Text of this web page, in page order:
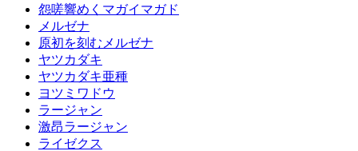
怨嗟響めくマガイマガド
メルゼナ
原初を刻むメルゼナ
ヤツカダキ
ヤツカダキ亜種
ヨツミワドウ
ラージャン
激昂ラージャン
ライゼクス